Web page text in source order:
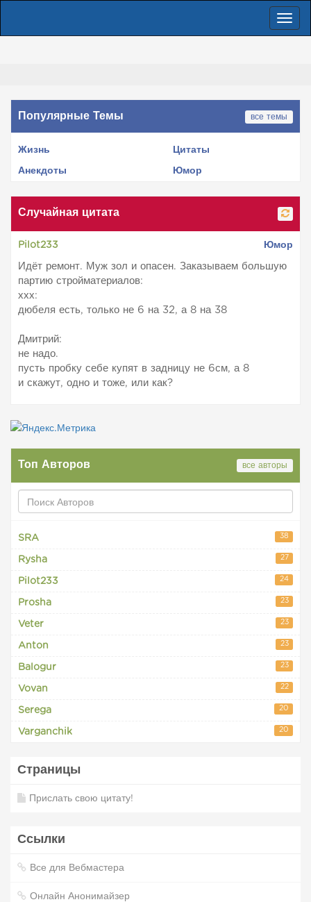
Популярные Темы все темы
Жизнь Цитаты
Анекдоты Юмор
Случайная цитата
Pilot233 Юмор
Идёт ремонт. Муж зол и опасен. Заказываем большую
партию стройматериалов:
ххх:
дюбеля есть, только не 6 на 32, а 8 на 38
Дмитрий:
не надо.
пусть пробку себе купят в задницу не 6см, а 8
и скажут, одно и тоже, или как?
Топ Авторов все авторы
SRA 38
Rysha 27
Pilot233 24
Prosha 23
Veter 23
Anton 23
Balogur 23
Vovan 22
Serega 20
Varganchik 20
Страницы
Прислать свою цитату!
Ссылки
Все для Вебмастера
Онлайн Анонимайзер